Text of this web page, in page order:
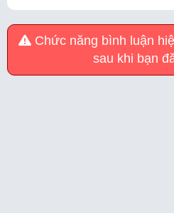
Chức năng bình luận
sau khi bạn